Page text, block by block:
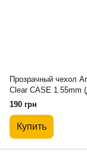
Прозрачный чехол
Clear CASE 1.55mm
iPhone 7/8/SE2)
190 грн
Купить